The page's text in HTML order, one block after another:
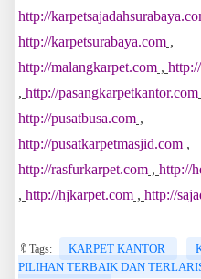
http://
http://karpetsurabaya.com ,
http://malangkarpet.com ,
, http://pasangkarpetkantor.com
http://pusatbusa.com ,
http://pusatkarpetmasjid.com ,
http://rasfurkarpet.com , http://
, http://hjkarpet.com , http://
🔖Tags: KARPET KANTOR
PILIHAN TERBAIK DAN